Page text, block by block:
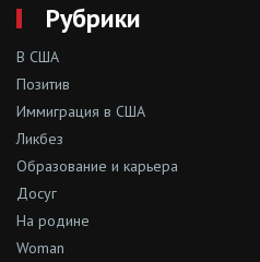
Рубрики
В США
Позитив
Иммиграция в США
Ликбез
Образование и карьера
Досуг
На родине
Woman